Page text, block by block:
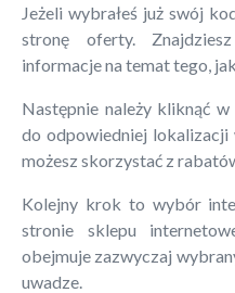
Jeżeli wybrałeś już swój
stronę oferty.
informacje na temat tego,
Następnie należy kliknąć
do odpowiedniej
możesz skorzystać z
Kolejny krok to wybór
stronie sklepu
obejmuje zazwyczaj
uwadze.